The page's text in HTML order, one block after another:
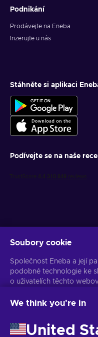
Podnikání
Prodávejte na Eneba
Inzerujte u nás
Stáhněte si aplikaci
Podívejte se na naše
Získejte personalizované
Z odběru se můžete kdykoli
Soubory cookie
Společnost Eneba a její
podobné technologie ke
o uživatelích těchto
stránkách. Vaše osobní
Kliknutím na tlačítko
těchto technologií
We think you're in
United